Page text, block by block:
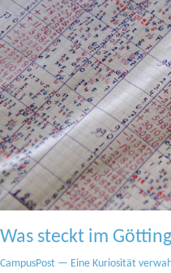
Was steckt im
CampusPost — Eine Kuriosität